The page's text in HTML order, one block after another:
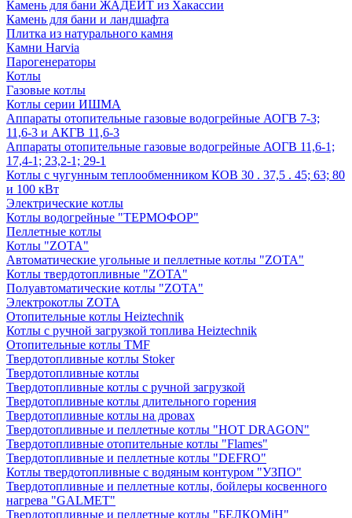
Камень для бани ЖАДЕИТ из Хакассии
Камень для бани и ландшафта
Плитка из натурального камня
Камни Harvia
Парогенераторы
Котлы
Газовые котлы
Котлы серии ИШМА
Аппараты отопительные газовые водогрейные АОГВ 7-3;
11,6-3 и АКГВ 11,6-3
Аппараты отопительные газовые водогрейные АОГВ 11,6-1;
17,4-1; 23,2-1; 29-1
Котлы с чугунным теплообменником КОВ 30 . 37,5 . 45; 63; 80
и 100 кВт
Электрические котлы
Котлы водогрейные "ТЕРМОФОР"
Пеллетные котлы
Котлы "ZOTA"
Автоматические угольные и пеллетные котлы "ZOTA"
Котлы твердотопливные "ZOTA"
Полуавтоматические котлы "ZOTA"
Электрокотлы ZOTA
Отопительные котлы Heiztechnik
Котлы с ручной загрузкой топлива Heiztechnik
Отопительные котлы TMF
Твердотопливные котлы Stoker
Твердотопливные котлы
Твердотопливные котлы с ручной загрузкой
Твердотопливные котлы длительного горения
Твердотопливные котлы на дровах
Твердотопливные и пеллетные котлы "HOT DRAGON"
Твердотопливные отопительные котлы "Flames"
Твердотопливные и пеллетные котлы "DEFRO"
Котлы твердотопливные с водяным контуром "УЗПО"
Твердотопливные и пеллетные котлы, бойлеры косвенного
нагрева "GALMET"
Твердотопливные и пеллетные котлы "БЕЛКОМiН"